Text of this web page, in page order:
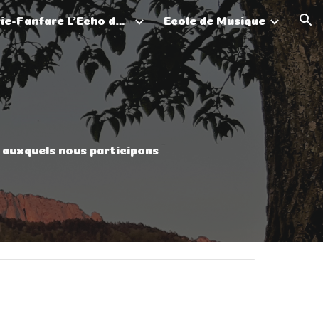
Batterie-Fanfare L'Echo du Parmelan Ecole de Musique
auxquels nous participons